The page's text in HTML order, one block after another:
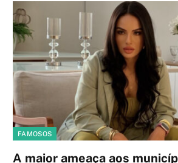
FAMOSOS
A maior ameaça aos